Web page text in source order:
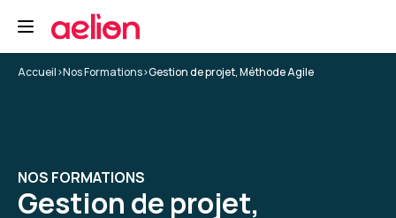
Accueil>Nos Formations>Gestion de projet, Méthode Agile
NOS FORMATIONS
Gestion de projet,
Formation : Devenir développeur Agile (Certification
Scrum Developer PSD)
très efficace, je suis confiant pour le reste